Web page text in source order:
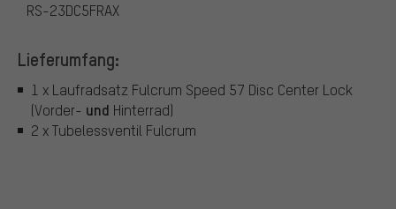
RS-23DC5FRAX
Lieferumfang:
1 x Laufradsatz Fulcrum Speed 57 Disc Center Lock
(Vorder- und Hinterrad)
2 x Tubelessventil Fulcrum